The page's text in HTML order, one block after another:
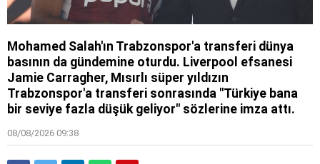
Mohamed Salah'ın Trabzonspor'a transferi dünya
basının da gündemine oturdu. Liverpool efsanesi
Jamie Carragher, Mısırlı süper yıldızın
Trabzonspor'a transferi sonrasında "Türkiye bana
bir seviye fazla düşük geliyor" sözlerine imza attı.
08/08/2026 09:38